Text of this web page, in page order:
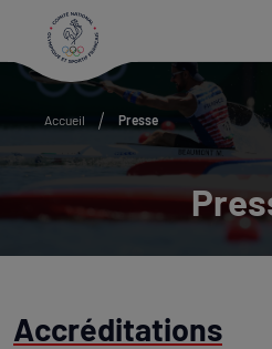
Accueil Presse
Accréditations
Paramétrer les cookies